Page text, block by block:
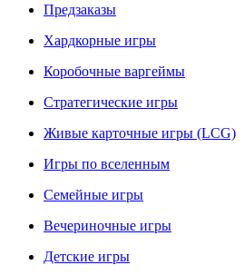
Предзаказы
Хардкорные игры
Коробочные варгеймы
Стратегические игры
Живые карточные игры (LCG)
Игры по вселенным
Семейные игры
Вечериночные игры
Детские игры